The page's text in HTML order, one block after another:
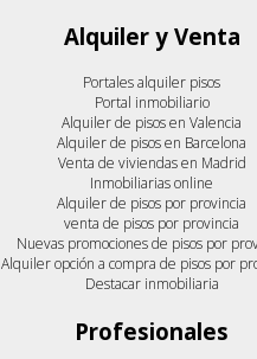
Alquiler y Venta
Portales alquiler pisos
Portal inmobiliario
Alquiler de pisos en Valencia
Alquiler de pisos en Barcelona
Venta de viviendas en Madrid
Inmobiliarias online
Alquiler de pisos por provincia
venta de pisos por provincia
Nuevas promociones de pisos por
Alquiler opción a compra de pisos por
Destacar inmobiliaria
Profesionales